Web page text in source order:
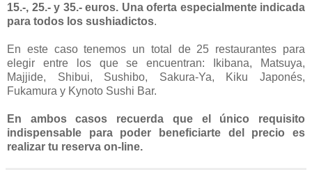
15.-, 25.- y 35.- euros. Una oferta especialmente indicada
para todos los sushiadictos.
En este caso tenemos un total de 25 restaurantes para
elegir entre los que se encuentran: Ikibana, Matsuya,
Majjide, Shibui, Sushibo, Sakura-Ya, Kiku Japonés,
Fukamura y Kynoto Sushi Bar.
En ambos casos recuerda que el único requisito
indispensable para poder beneficiarte del precio es
realizar tu reserva on-line.